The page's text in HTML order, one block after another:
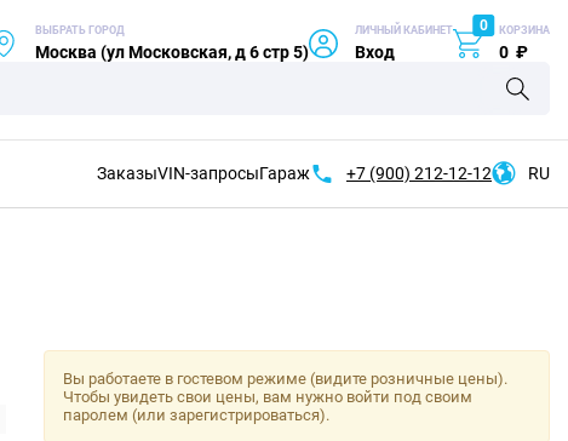
ВЫБРАТЬ ГОРОД
Москва (ул Московская, д 6 стр 5)
ЛИЧНЫЙ КАБИНЕТ
Вход
0 КОРЗИНА
0 ₽
ЗаказыVIN-запросыГараж +7 (900) 212-12-12 RU
Вы работаете в гостевом режиме (видите розничные цены).
Чтобы увидеть свои цены, вам нужно войти под своим
паролем (или зарегистрироваться).